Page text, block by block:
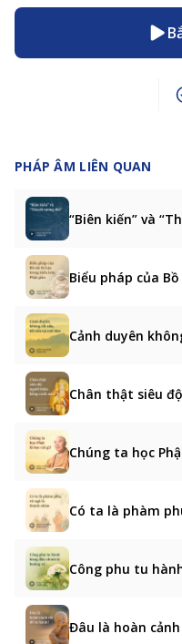
PHÁP ÂM LIÊN QUAN
“Biên kiến” và
Cảnh duyên
Chân thật siêu
Chúng ta học
Có ta là phàm
Công phu tu
Đâu là hoàn